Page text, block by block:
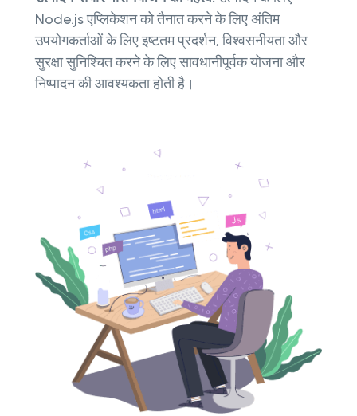
Node.js एप्लिकेशन को तैनात करने के लिए अंतिम
उपयोगकर्ताओं के लिए इष्टतम प्रदर्शन, विश्वसनीयता और
सुरक्षा सुनिश्चित करने के लिए सावधानीपूर्वक योजना और
निष्पादन की आवश्यकता होती है।